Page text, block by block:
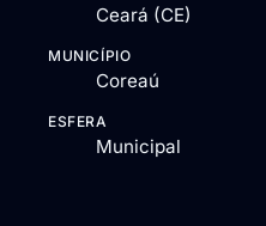
Ceará (CE)
MUNICÍPIO
Coreaú
ESFERA
Municipal